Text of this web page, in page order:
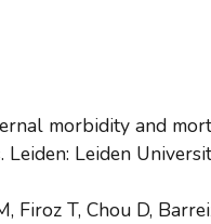
morbidity and
Leiden
Firoz T, Chou D,